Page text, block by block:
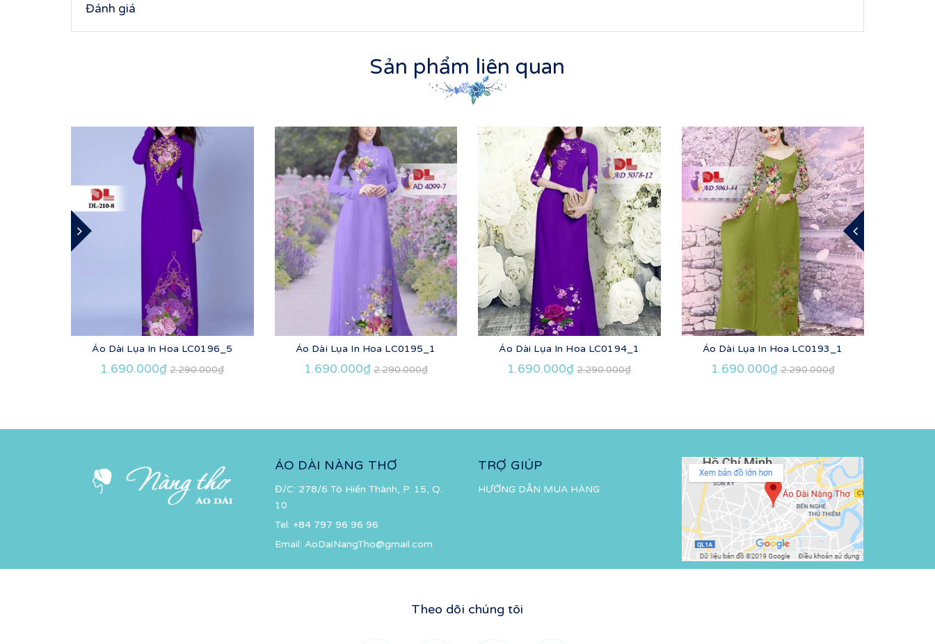
Đánh giá
Sản phẩm liên quan
Áo Dài Lụa In Hoa LC0196_5
1.690.000₫ 2.290.000₫
Áo Dài Lụa In Hoa LC0195_1
1.690.000₫ 2.290.000₫
Áo Dài Lụa In Hoa LC0194_1
1.690.000₫ 2.290.000₫
Áo Dài Lụa In Hoa LC0193_1
1.690.000₫ 2.290.000₫
ÁO DÀI NÀNG THƠ
Đ/C: 278/6 Tô Hiến Thành, P. 15, Q.
10
Tel: +84 797 96 96 96
Email: AoDaiNangTho@gmail.com
TRỢ GIÚP
HƯỚNG DẪN MUA HÀNG
Theo dõi chúng tôi